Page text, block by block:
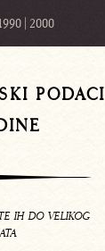
| 2000
podaci
ih do velikog